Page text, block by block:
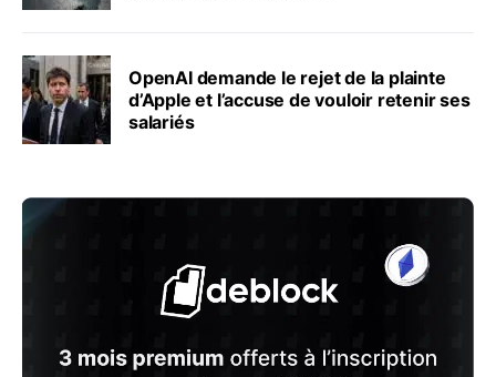
OpenAI demande le rejet de la plainte
d’Apple et l’accuse de vouloir retenir ses
salariés